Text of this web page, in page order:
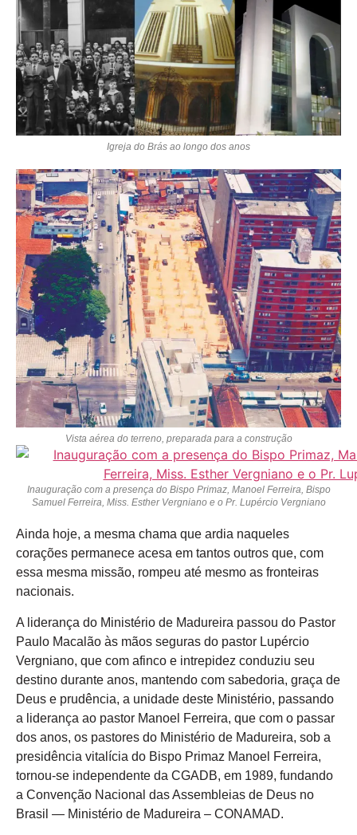
Igreja do Brás ao longo dos anos
Vista aérea do terreno, preparada para a construção
Inauguração com a presença do Bispo Primaz, Manoel Ferreira, Bispo
Samuel Ferreira, Miss. Esther Vergniano e o Pr. Lupércio Vergniano
Ainda hoje, a mesma chama que ardia naqueles
corações permanece acesa em tantos outros que, com
essa mesma missão, rompeu até mesmo as fronteiras
nacionais.
A liderança do Ministério de Madureira passou do Pastor
Paulo Macalão às mãos seguras do pastor Lupércio
Vergniano, que com afinco e intrepidez conduziu seu
destino durante anos, mantendo com sabedoria, graça de
Deus e prudência, a unidade deste Ministério, passando
a liderança ao pastor Manoel Ferreira, que com o passar
dos anos, os pastores do Ministério de Madureira, sob a
presidência vitalícia do Bispo Primaz Manoel Ferreira,
tornou-se independente da CGADB, em 1989, fundando
a Convenção Nacional das Assembleias de Deus no
Brasil — Ministério de Madureira – CONAMAD.